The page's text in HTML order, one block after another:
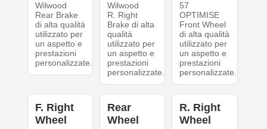
Wilwood
Rear Brake
di alta qualità
utilizzato per
un aspetto e
prestazioni
personalizzate.
Wilwood
R. Right
Brake di alta
qualità
utilizzato per
un aspetto e
prestazioni
personalizzate.
57
OPTIMISE
Front Wheel
di alta qualità
utilizzato per
un aspetto e
prestazioni
personalizzate.
F. Right
Wheel
Rear
Wheel
R. Right
Wheel